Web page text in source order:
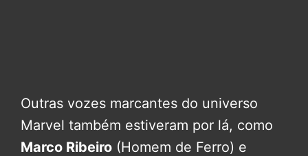
Outras vozes marcantes do universo
Marvel também estiveram por lá, como
Marco Ribeiro (Homem de Ferro) e